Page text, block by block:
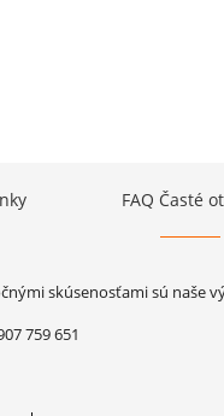
FAQ Časté
skúsenosťami sú naše
759 651